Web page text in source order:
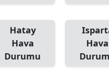
Hatay
Hava
Durumu
Hava